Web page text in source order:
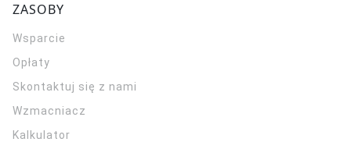
ZASOBY
Wsparcie
Opłaty
Skontaktuj się z nami
Wzmacniacz
Kalkulator